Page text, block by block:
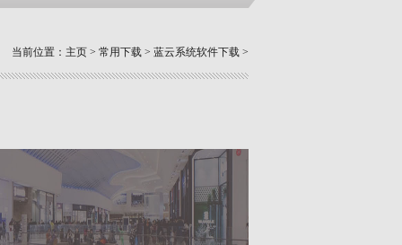
当前位置： 主页 > 常用下载 > 蓝云系统软件下载 >